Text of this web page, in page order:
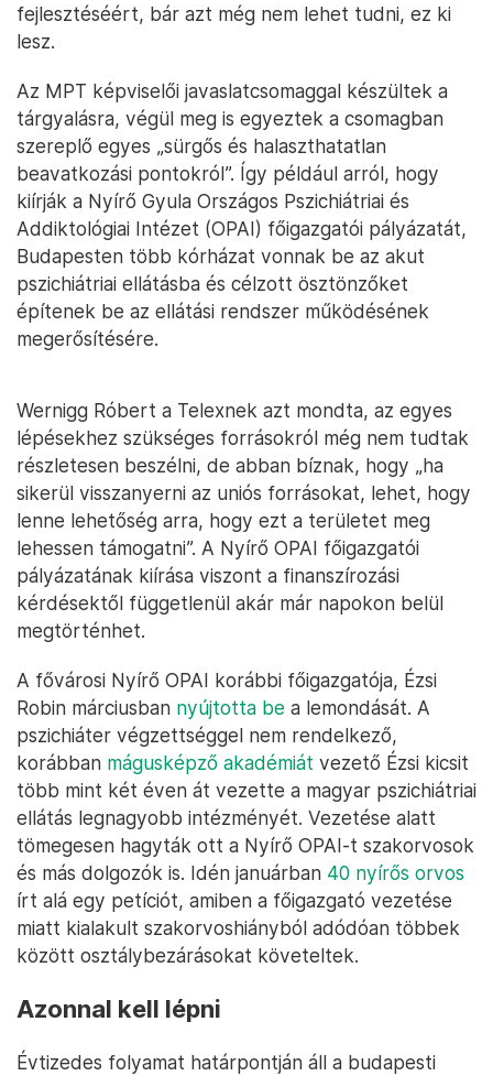
fejlesztéséért, bár azt még nem lehet tudni, ez ki
lesz.
Az MPT képviselői javaslatcsomaggal készültek a
tárgyalásra, végül meg is egyeztek a csomagban
szereplő egyes „sürgős és halaszthatatlan
beavatkozási pontokról”. Így például arról, hogy
kiírják a Nyírő Gyula Országos Pszichiátriai és
Addiktológiai Intézet (OPAI) főigazgatói pályázatát,
Budapesten több kórházat vonnak be az akut
pszichiátriai ellátásba és célzott ösztönzőket
építenek be az ellátási rendszer működésének
megerősítésére.
Wernigg Róbert a Telexnek azt mondta, az egyes
lépésekhez szükséges forrásokról még nem tudtak
részletesen beszélni, de abban bíznak, hogy „ha
sikerül visszanyerni az uniós forrásokat, lehet, hogy
lenne lehetőség arra, hogy ezt a területet meg
lehessen támogatni”. A Nyírő OPAI főigazgatói
pályázatának kiírása viszont a finanszírozási
kérdésektől függetlenül akár már napokon belül
megtörténhet.
A fővárosi Nyírő OPAI korábbi főigazgatója, Ézsi
Robin márciusban nyújtotta be a lemondását. A
pszichiáter végzettséggel nem rendelkező,
korábban mágusképző akadémiát vezető Ézsi kicsit
több mint két éven át vezette a magyar pszichiátriai
ellátás legnagyobb intézményét. Vezetése alatt
tömegesen hagyták ott a Nyírő OPAI-t szakorvosok
és más dolgozók is. Idén januárban 40 nyírős orvos
írt alá egy petíciót, amiben a főigazgató vezetése
miatt kialakult szakorvoshiányból adódóan többek
között osztálybezárásokat követeltek.
Azonnal kell lépni
Évtizedes folyamat határpontján áll a budapesti